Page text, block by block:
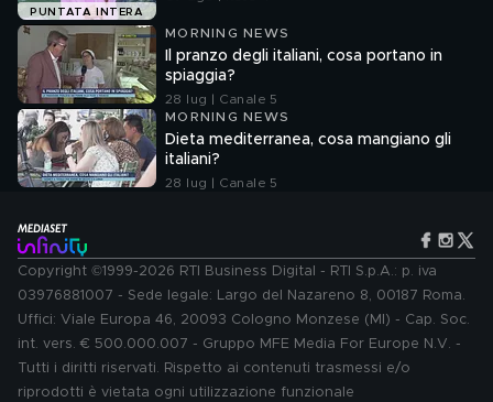
PUNTATA INTERA
MORNING NEWS
Il pranzo degli italiani, cosa portano in
spiaggia?
28 lug | Canale 5
MORNING NEWS
Dieta mediterranea, cosa mangiano gli
italiani?
28 lug | Canale 5
Copyright ©1999-2026 RTI Business Digital - RTI S.p.A.: p. iva
03976881007 - Sede legale: Largo del Nazareno 8, 00187 Roma.
Uffici: Viale Europa 46, 20093 Cologno Monzese (MI) - Cap. Soc.
int. vers. € 500.000.007 - Gruppo MFE Media For Europe N.V. -
Tutti i diritti riservati. Rispetto ai contenuti trasmessi e/o
riprodotti è vietata ogni utilizzazione funzionale